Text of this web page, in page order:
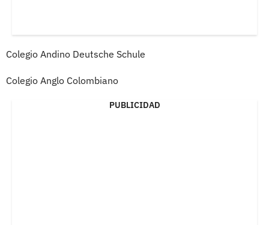
Colegio Andino Deutsche Schule
Colegio Anglo Colombiano
PUBLICIDAD